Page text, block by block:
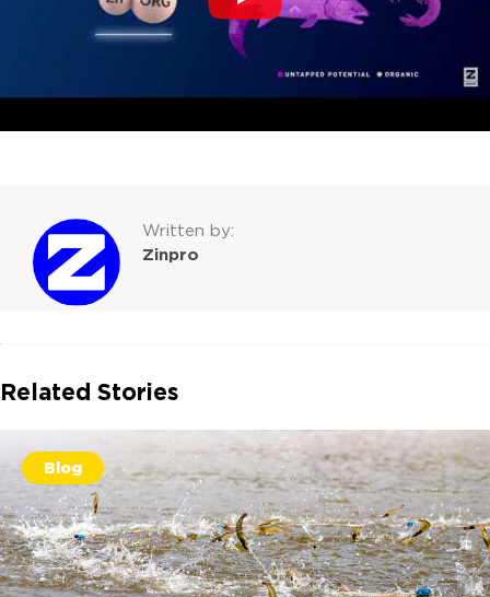
Written by:
Zinpro
Related Stories
Blog